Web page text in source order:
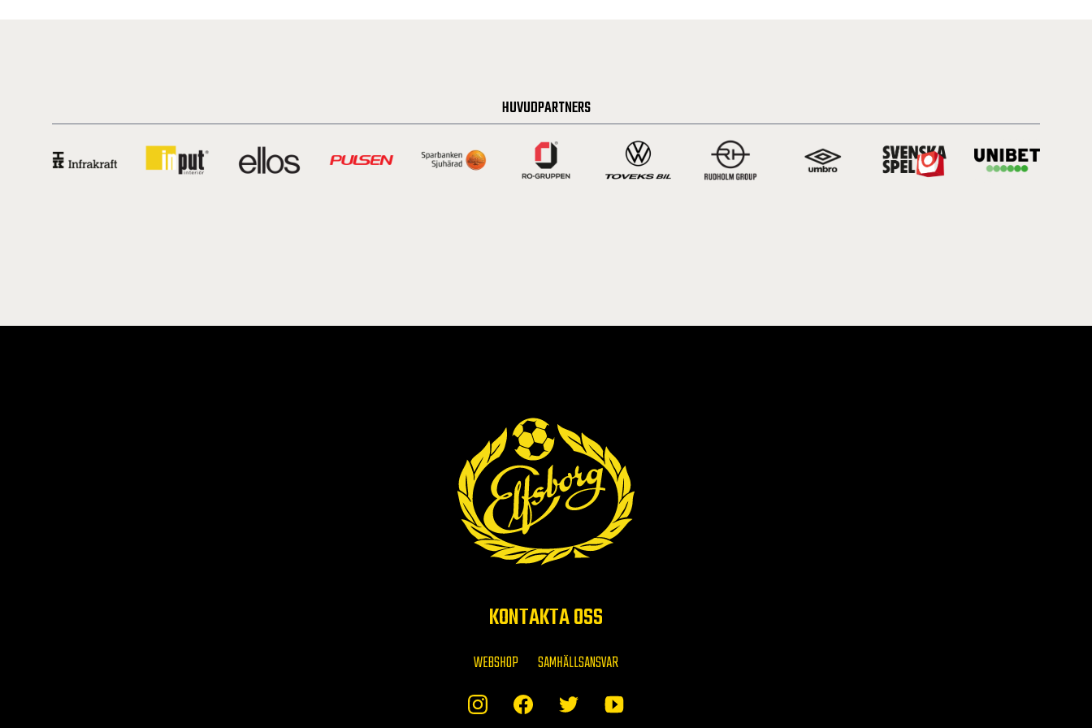
HUVUDPARTNERS
KONTAKTA OSS
WEBSHOP SAMHÄLLSANSVAR